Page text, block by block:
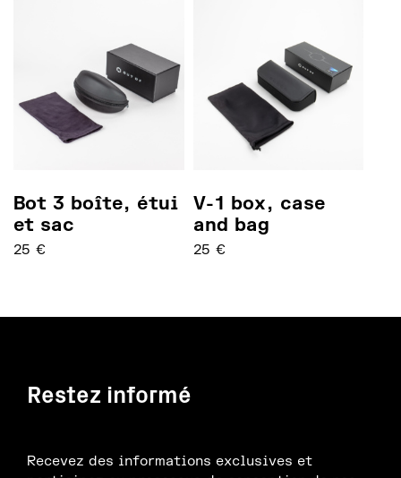
Bot 3 boîte, étui
et sac
25 €
V-1 box, case
and bag
25 €
Restez informé
Recevez des informations exclusives et